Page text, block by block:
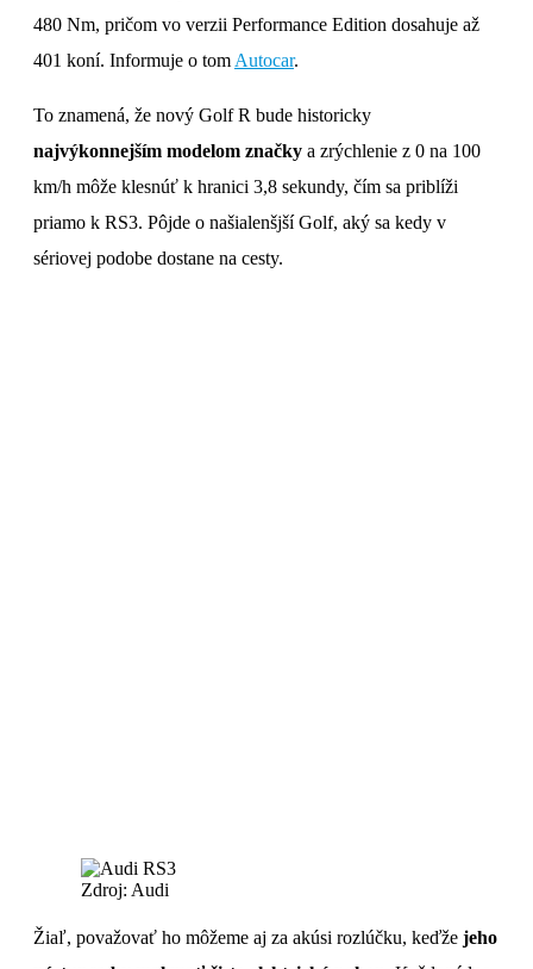
480 Nm, pričom vo verzii Performance Edition dosahuje až
401 koní. Informuje o tom Autocar.
To znamená, že nový Golf R bude historicky
najvýkonnejším modelom značky a zrýchlenie z 0 na 100
km/h môže klesnúť k hranici 3,8 sekundy, čím sa priblíži
priamo k RS3. Pôjde o našialenšjší Golf, aký sa kedy v
sériovej podobe dostane na cesty.
Zdroj: Audi
Žiaľ, považovať ho môžeme aj za akúsi rozlúčku, keďže jeho